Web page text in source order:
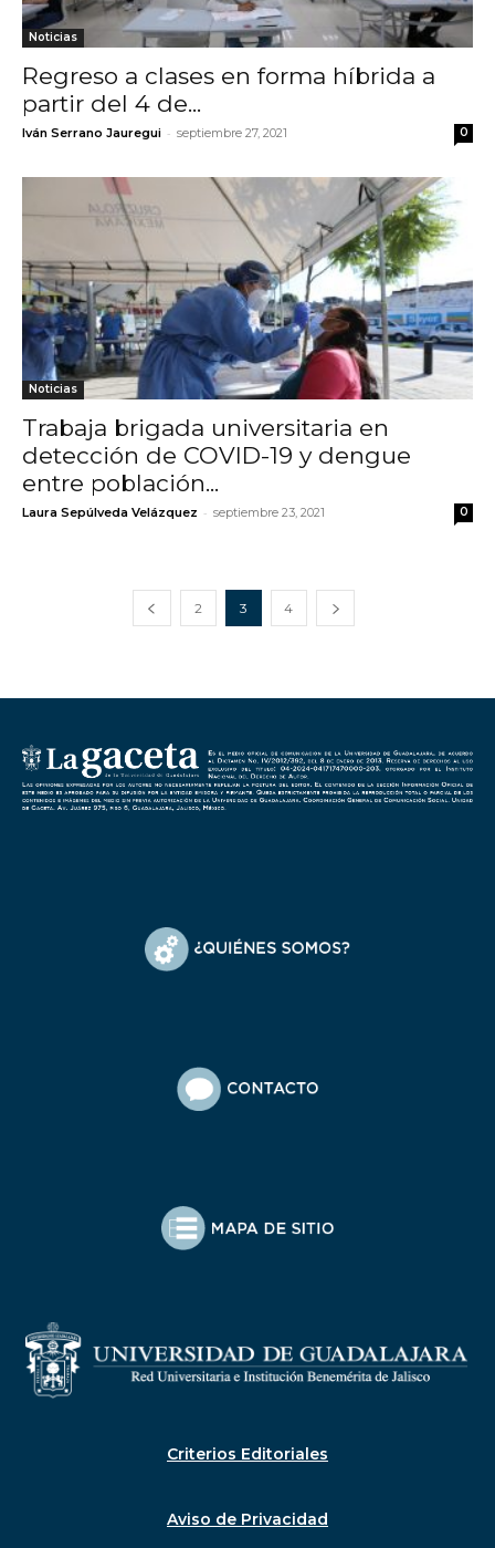
Noticias
Regreso a clases en forma híbrida a
partir del 4 de...
Iván Serrano Jauregui - septiembre 27, 2021 0
Noticias
Trabaja brigada universitaria en
detección de COVID-19 y dengue
entre población...
Laura Sepúlveda Velázquez - septiembre 23, 2021 0
2 3 4
Criterios Editoriales
Aviso de Privacidad